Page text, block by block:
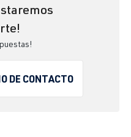
DE CONTACTO